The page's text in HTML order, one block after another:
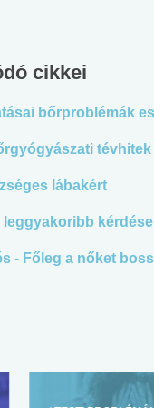
cikkei
bőrproblémák
tévhitek
lábakért
leggyakoribb
- Főleg a nőket